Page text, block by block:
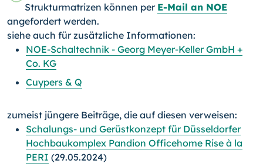
Strukturmatrizen können per E-Mail an NOE
angefordert werden.
siehe auch für zusätzliche Informationen:
NOE-Schaltechnik - Georg Meyer-Keller GmbH +
Co. KG
Cuypers & Q
zumeist jüngere Beiträge, die auf diesen verweisen:
Schalungs- und Gerüstkonzept für Düsseldorfer
Hochbaukomplex Pandion Officehome Rise à la
PERI (29.05.2024)